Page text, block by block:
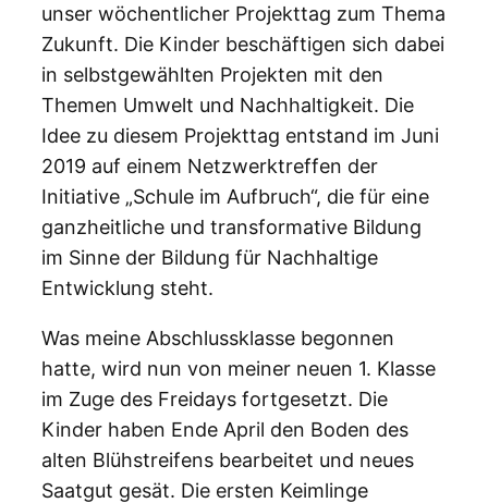
unser wöchentlicher Projekttag zum Thema
Zukunft. Die Kinder beschäftigen sich dabei
in selbstgewählten Projekten mit den
Themen Umwelt und Nachhaltigkeit. Die
Idee zu diesem Projekttag entstand im Juni
2019 auf einem Netzwerktreffen der
Initiative „Schule im Aufbruch“, die für eine
ganzheitliche und transformative Bildung
im Sinne der Bildung für Nachhaltige
Entwicklung steht.
Was meine Abschlussklasse begonnen
hatte, wird nun von meiner neuen 1. Klasse
im Zuge des Freidays fortgesetzt. Die
Kinder haben Ende April den Boden des
alten Blühstreifens bearbeitet und neues
Saatgut gesät. Die ersten Keimlinge